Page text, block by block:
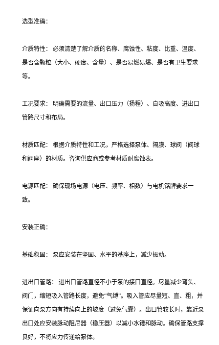
选型准确：
介质特性： 必须清楚了解介质的名称、腐蚀性、粘度、比重、温度、
是否含颗粒（大小、硬度、含量）、是否易燃易爆、是否有卫生要求
等。
工况要求： 明确需要的流量、出口压力（扬程）、自吸高度、进出口
管路尺寸和布局。
材质匹配： 根据介质特性和工况，严格选择泵体、隔膜、球阀（阀球
和阀座）的材质。咨询供应商或参考材质耐腐蚀表。
电源匹配： 确保现场电源（电压、频率、相数）与电机铭牌要求一
致。
安装正确：
基础稳固： 泵应安装在坚固、水平的基座上，减少振动。
进出口管路： 进出口管路直径不小于泵的接口直径。尽量减少弯头、
阀门，缩短吸入管路长度，避免“气缚”。吸入管应尽量短、直、粗，并
保证向泵方向有持续向上的坡度（避免气囊）。出口管较长时，靠近泵
出口处应安装脉动阻尼器（稳压器）以减小水锤和脉动。确保管路支撑
良好，不将应力传递给泵体。